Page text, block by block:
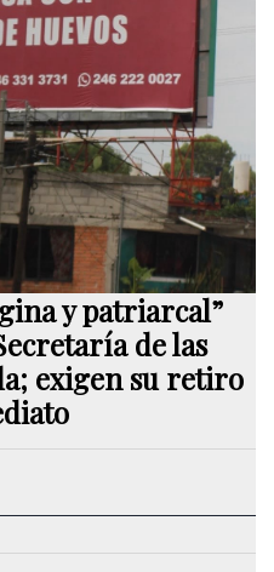
y patriarcal”
de las
exigen su retiro